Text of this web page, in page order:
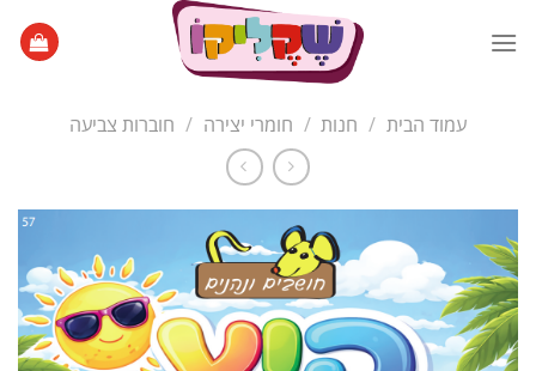
עמוד הבית / חנות / חומרי יצירה / חוברות צביעה